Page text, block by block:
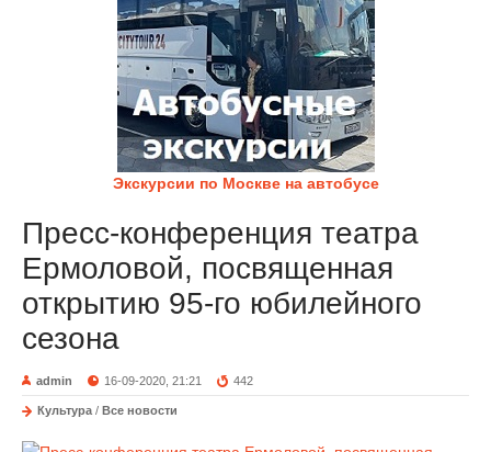
Экскурсии по Москве на автобусе
Пресс-конференция театра
Ермоловой, посвященная
открытию 95-го юбилейного
сезона
admin 16-09-2020, 21:21 442
Культура / Все новости